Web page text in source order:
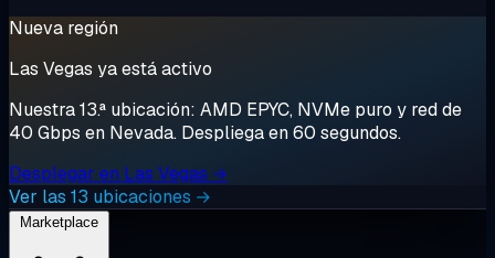
Nueva región
Las Vegas ya está activo
Nuestra 13.ª ubicación: AMD EPYC, NVMe puro y red de
40 Gbps en Nevada. Despliega en 60 segundos.
Desplegar en Las Vegas →
Ver las 13 ubicaciones →